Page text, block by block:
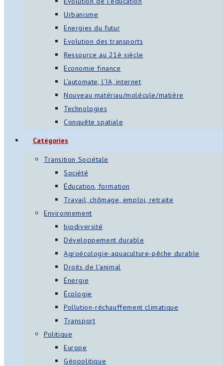
Urbanisme
Energies du futur
Evolution des transports
Ressource au 21è siècle
Economie finance
L’automate, l’IA, internet
Nouveau matériau/molécule/matière
Technologies
Conquête spatiale
Catégories
Transition Sociétale
Société
Éducation, formation
Travail, chômage, emploi, retraite
Environnement
biodiversité
Développement durable
Agroécologie-aquaculture-pêche durable
Droits de l’animal
Énergie
Écologie
Pollution-réchauffement climatique
Transport
Politique
Europe
Géopolitique